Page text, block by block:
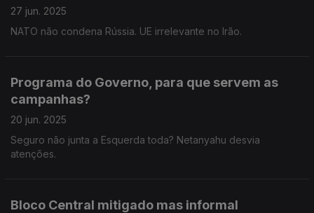
27 jun. 2025
NATO não condena Rússia. UE irrelevante no Irão.
Programa do Governo, para que servem as
campanhas?
20 jun. 2025
Seguro não junta a Esquerda toda? Netanyahu desvia
atenções.
Bloco Central mitigado mas informal